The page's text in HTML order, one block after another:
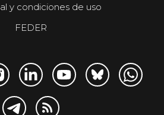
y condiciones de uso
FEDER